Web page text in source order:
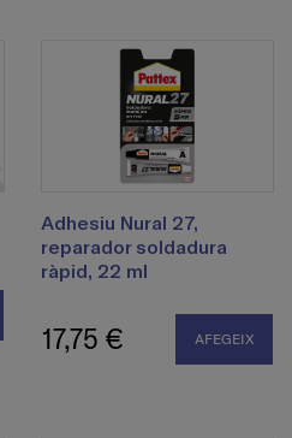
Adhesiu Nural 27,
reparador soldadura
ràpid, 22 ml
17,75 € AFEGEIX